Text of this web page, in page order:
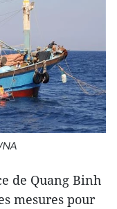
de Quang Binh
mesures pour